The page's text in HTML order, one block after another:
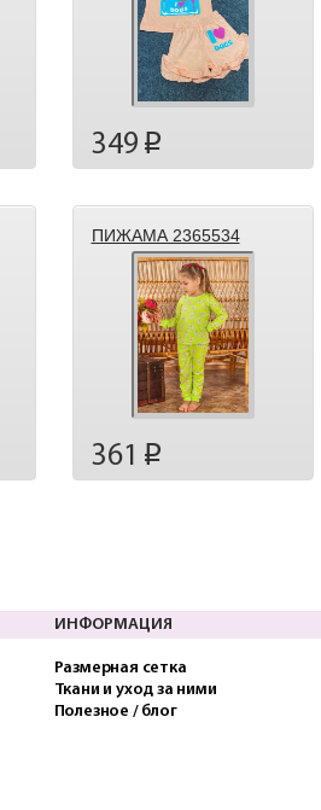
349 p
ПИЖАМА 2365534
361 p
ИНФОРМАЦИЯ
Размерная сетка
Ткани и уход за ними
Полезное / блог